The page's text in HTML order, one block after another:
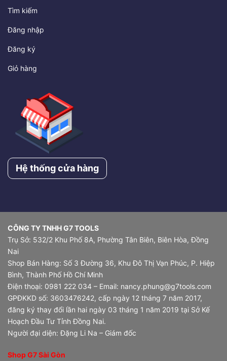
Tìm kiếm
Đăng nhập
Đăng ký
Giỏ hàng
Hệ thống cửa hàng
CÔNG TY TNHH G7 TOOLS
Trụ Sở: 532/2 Khu Phố 8A, Phường Tân Biên, Biên Hòa, Đồng
Nai
Shop Bán Hàng: Số 3 Đường 36, Khu Đô Thị Vạn Phúc, P. Hiệp
Bình, Thành Phố Hồ Chí Minh
Điện thoại: 0981 222 034 – Email: nancy.phung@g7tools.com
GPĐKKD số: 3603476242, cấp ngày 12 tháng 7 năm 2017,
đăng ký thay đổi lần hai ngày 03 tháng 1 năm 2019 tại Sở Kế
Hoạch Đầu Tư Tỉnh Đồng Nai.
Người đại diện: Đặng Li Na – Giám đốc
Shop G7 Sài Gòn